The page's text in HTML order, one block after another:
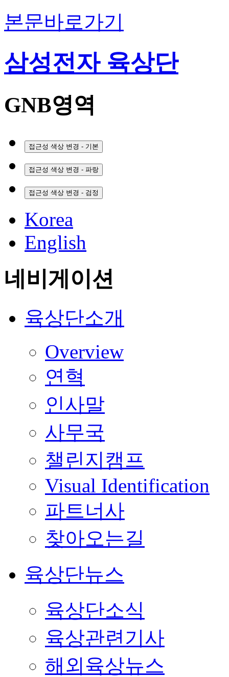
본문바로가기
삼성전자 육상단
GNB영역
접근성 색상 변경 - 기본
접근성 색상 변경 - 파랑
접근성 색상 변경 - 검정
Korea
English
네비게이션
육상단소개
Overview
연혁
인사말
사무국
챌린지캠프
Visual Identification
파트너사
찾아오는길
육상단뉴스
육상단소식
육상관련기사
해외육상뉴스